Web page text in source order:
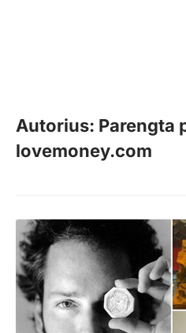
Autorius: Parengta
lovemoney.com